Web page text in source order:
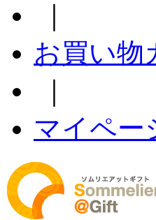
お買い物
マイペー